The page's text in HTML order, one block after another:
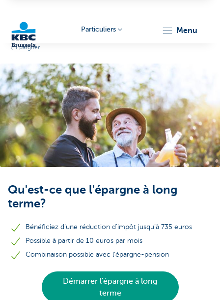
Brussels
Particuliers menu
Epargner
Qu'est-ce que l'épargne à long
terme?
Bénéficiez d’une réduction d'impôt jusqu’à 735 euros
Possible à partir de 10 euros par mois
Combinaison possible avec l'épargne-pension
Démarrer l'épargne à long
terme